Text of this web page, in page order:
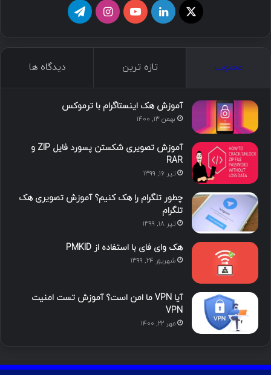
د
ی
ن
و
ت
گ
ا
ا
محبوب تازه ترین دیدگاه ها
آموزش هک اینستاگرام با ترموکس
بهمن ۱۳, ۱۴۰۰
آموزش تصویری شکستن پسورد فایل ZIP و
RAR
تیر ۱۶, ۱۳۹۹
چطور تلگرام را هک کنیم؟ آموزش تصویری هک
تلگرام
تیر ۱۸, ۱۳۹۹
هک وای فای با استفاده از PMKID
شهریور ۲۴, ۱۳۹۹
آیا VPN ما امن است؟ آموزش تست امنیت
VPN
مهر ۲۲, ۱۴۰۰